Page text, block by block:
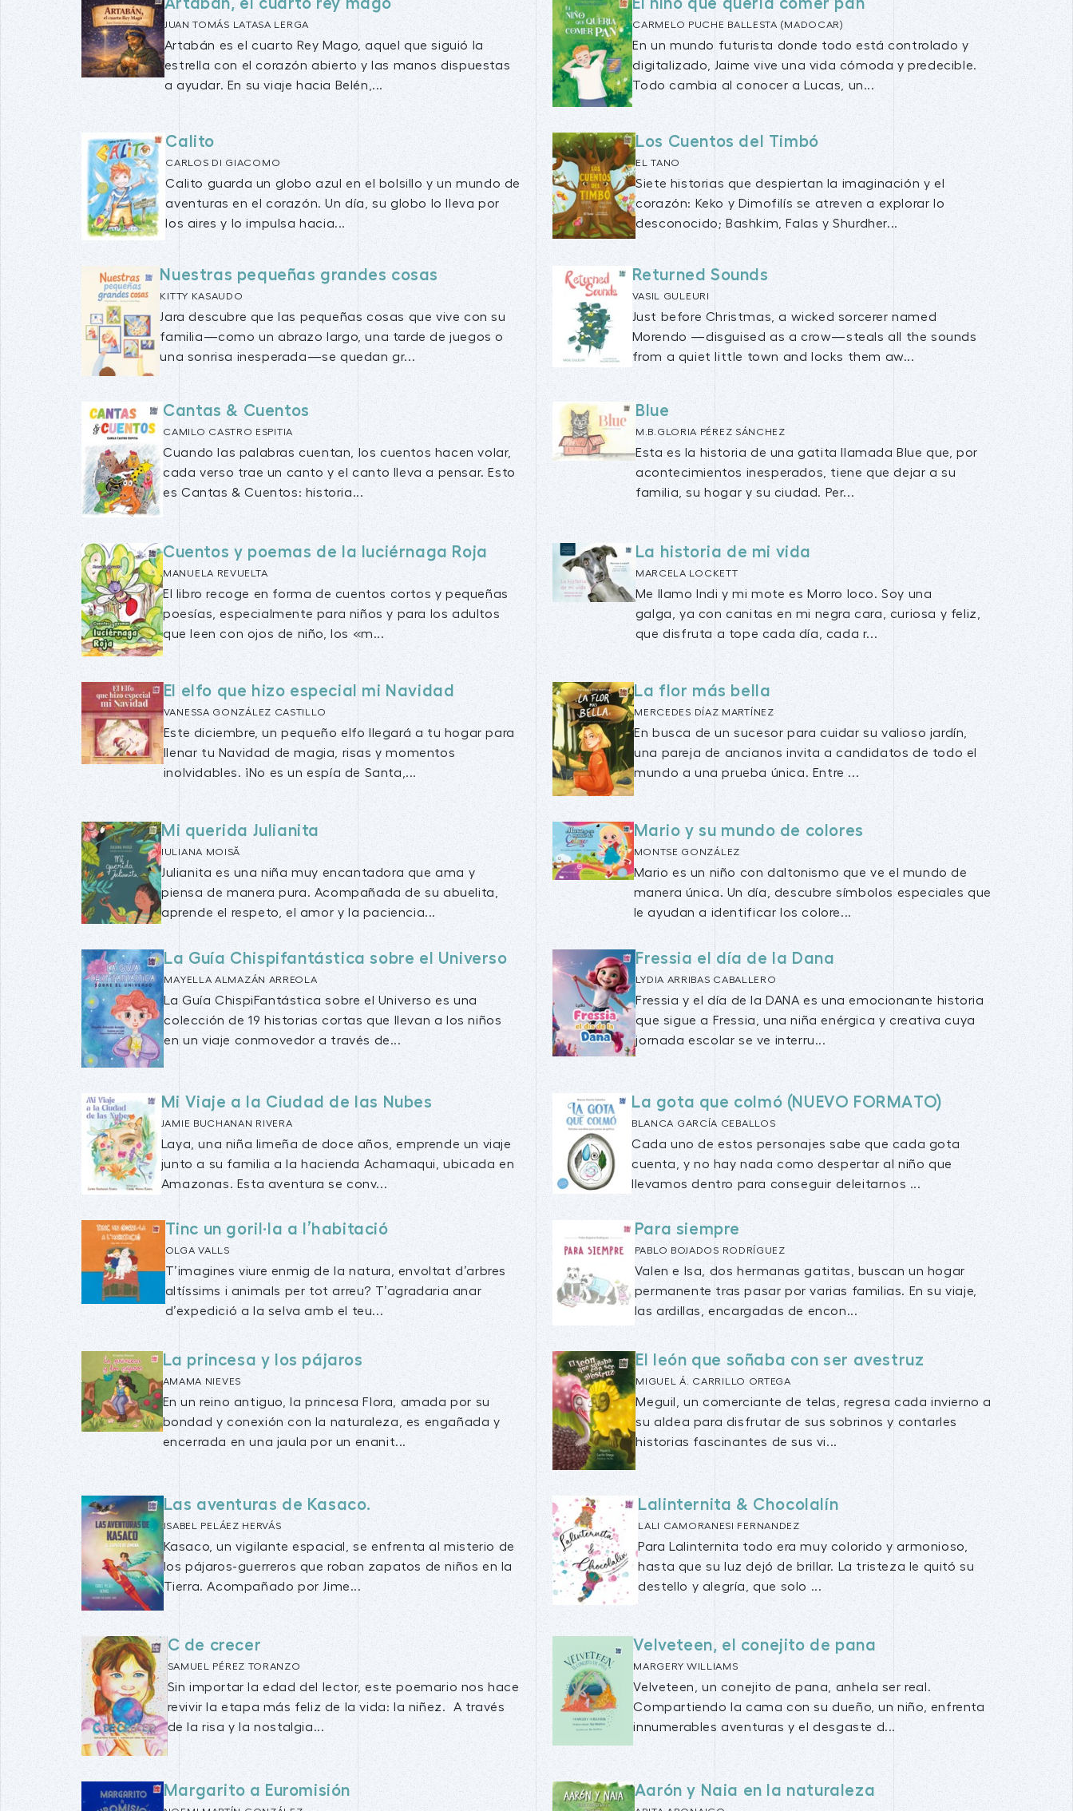
Artabán, el cuarto rey mago
JUAN TOMÁS LATASA LERGA
Artabán es el cuarto Rey Mago, aquel que siguió la
estrella con el corazón abierto y las manos dispuestas
a ayudar. En su viaje hacia Belén,...
El niño que quería comer pan
CARMELO PUCHE BALLESTA (MADOCAR)
En un mundo futurista donde todo está controlado y
digitalizado, Jaime vive una vida cómoda y predecible.
Todo cambia al conocer a Lucas, un...
Calito
CARLOS DI GIACOMO
Calito guarda un globo azul en el bolsillo y un mundo de
aventuras en el corazón. Un día, su globo lo lleva por
los aires y lo impulsa hacia...
Los Cuentos del Timbó
EL TANO
Siete historias que despiertan la imaginación y el
corazón: Keko y Dimofilís se atreven a explorar lo
desconocido; Bashkim, Falas y Shurdher...
Nuestras pequeñas grandes cosas
KITTY KASAUDO
Jara descubre que las pequeñas cosas que vive con su
familia—como un abrazo largo, una tarde de juegos o
una sonrisa inesperada—se quedan gr...
Returned Sounds
VASIL GULEURI
Just before Christmas, a wicked sorcerer named
Morendo —disguised as a crow—steals all the sounds
from a quiet little town and locks them aw...
Cantas & Cuentos
CAMILO CASTRO ESPITIA
Cuando las palabras cuentan, los cuentos hacen volar,
cada verso trae un canto y el canto lleva a pensar. Esto
es Cantas & Cuentos: historia...
Blue
M.B.GLORIA PÉREZ SÁNCHEZ
Esta es la historia de una gatita llamada Blue que, por
acontecimientos inesperados, tiene que dejar a su
familia, su hogar y su ciudad. Per...
Cuentos y poemas de la luciérnaga Roja
MANUELA REVUELTA
El libro recoge en forma de cuentos cortos y pequeñas
poesías, especialmente para niños y para los adultos
que leen con ojos de niño, los «m...
La historia de mi vida
MARCELA LOCKETT
Me llamo Indi y mi mote es Morro loco. Soy una
galga, ya con canitas en mi negra cara, curiosa y feliz,
que disfruta a tope cada día, cada r...
El elfo que hizo especial mi Navidad
VANESSA GONZÁLEZ CASTILLO
Este diciembre, un pequeño elfo llegará a tu hogar para
llenar tu Navidad de magia, risas y momentos
inolvidables. ¡No es un espía de Santa,...
La flor más bella
MERCEDES DÍAZ MARTÍNEZ
En busca de un sucesor para cuidar su valioso jardín,
una pareja de ancianos invita a candidatos de todo el
mundo a una prueba única. Entre ...
Mi querida Julianita
IULIANA MOISĂ
Julianita es una niña muy encantadora que ama y
piensa de manera pura. Acompañada de su abuelita,
aprende el respeto, el amor y la paciencia...
Mario y su mundo de colores
MONTSE GONZÁLEZ
Mario es un niño con daltonismo que ve el mundo de
manera única. Un día, descubre símbolos especiales que
le ayudan a identificar los colore...
La Guía Chispifantástica sobre el Universo
MAYELLA ALMAZÁN ARREOLA
La Guía ChispiFantástica sobre el Universo es una
colección de 19 historias cortas que llevan a los niños
en un viaje conmovedor a través de...
Fressia el día de la Dana
LYDIA ARRIBAS CABALLERO
Fressia y el día de la DANA es una emocionante historia
que sigue a Fressia, una niña enérgica y creativa cuya
jornada escolar se ve interru...
Mi Viaje a la Ciudad de las Nubes
JAMIE BUCHANAN RIVERA
Laya, una niña limeña de doce años, emprende un viaje
junto a su familia a la hacienda Achamaqui, ubicada en
Amazonas. Esta aventura se conv...
La gota que colmó (NUEVO FORMATO)
BLANCA GARCÍA CEBALLOS
Cada uno de estos personajes sabe que cada gota
cuenta, y no hay nada como despertar al niño que
llevamos dentro para conseguir deleitarnos ...
Tinc un goril·la a l’habitació
OLGA VALLS
T’imagines viure enmig de la natura, envoltat d’arbres
altíssims i animals per tot arreu? T’agradaria anar
d’expedició a la selva amb el teu...
Para siempre
PABLO BOJADOS RODRÍGUEZ
Valen e Isa, dos hermanas gatitas, buscan un hogar
permanente tras pasar por varias familias. En su viaje,
las ardillas, encargadas de encon...
La princesa y los pájaros
AMAMA NIEVES
En un reino antiguo, la princesa Flora, amada por su
bondad y conexión con la naturaleza, es engañada y
encerrada en una jaula por un enanit...
El león que soñaba con ser avestruz
MIGUEL Á. CARRILLO ORTEGA
Meguil, un comerciante de telas, regresa cada invierno a
su aldea para disfrutar de sus sobrinos y contarles
historias fascinantes de sus vi...
Las aventuras de Kasaco.
ISABEL PELÁEZ HERVÁS
Kasaco, un vigilante espacial, se enfrenta al misterio de
los pájaros-guerreros que roban zapatos de niños en la
Tierra. Acompañado por Jime...
Lalinternita & Chocolalín
LALI CAMORANESI FERNANDEZ
Para Lalinternita todo era muy colorido y armonioso,
hasta que su luz dejó de brillar. La tristeza le quitó su
destello y alegría, que solo ...
C de crecer
SAMUEL PÉREZ TORANZO
Sin importar la edad del lector, este poemario nos hace
revivir la etapa más feliz de la vida: la niñez. A través
de la risa y la nostalgia...
Velveteen, el conejito de pana
MARGERY WILLIAMS
Velveteen, un conejito de pana, anhela ser real.
Compartiendo la cama con su dueño, un niño, enfrenta
innumerables aventuras y el desgaste d...
Margarito a Euromisión Aarón y Naia en la naturaleza